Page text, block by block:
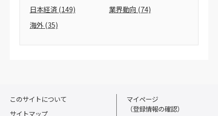
日本経済(149) 業界動向 (74)
海外(35)
このサイトについて
サイトマップ
マイページ
（登録情報の確認）